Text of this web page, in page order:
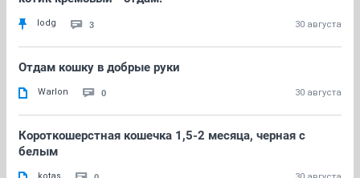
lodg 3 30 августа
Отдам кошку в добрые руки
Warlon 0 30 августа
Короткошерстная кошечка 1,5-2 месяца, черная с
белым